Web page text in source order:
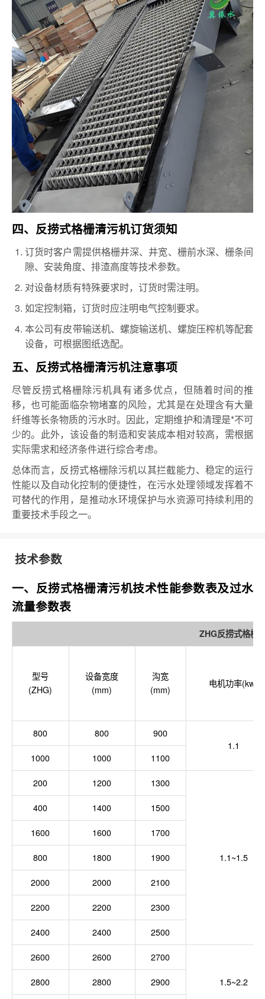
四、反捞式格栅清污机订货须知
订货时客户需提供格栅井深、井宽、栅前水深、栅条间
隙、安装角度、排渣高度等技术参数。
对设备材质有特殊要求时，订货时需注明。
如定控制箱，订货时应注明电气控制要求。
本公司有皮带输送机、螺旋输送机、螺旋压榨机等配套
设备，可根据图纸选配。
五、反捞式格栅清污机注意事项
尽管反捞式格栅除污机具有诸多优点，但随着时间的推
移，也可能面临杂物堵塞的风险，尤其是在处理含有大量
纤维等长条物质的污水时。因此，定期维护和清理是*不可
少的。此外，该设备的制造和安装成本相对较高，需根据
实际需求和经济条件进行综合考虑。
总体而言，反捞式格栅除污机以其拦截能力、稳定的运行
性能以及自动化控制的便捷性，在污水处理领域发挥着不
可替代的作用，是推动水环境保护与水资源可持续利用的
重要技术手段之一。
技术参数
一、反捞式格栅清污机技术性能参数表及过水
流量参数表
ZHG反捞式格栅
型号
(ZHG)
设备宽度
(mm)
沟宽
(mm)
电机功率(kw)
800 800
900
1.1
1000
1000 1100
200 1200 1300
1.1~1.5
400 1400 1500
1600 1600 1700
800 1800 1900
2000 2000 2100
2200 2200 2300
2400 2400 2500
2600 2600 2700
1.5~2.2
2800 2800 2900